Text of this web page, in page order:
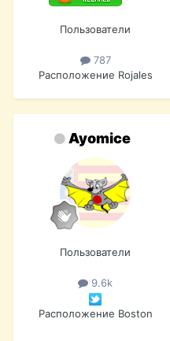
Пользователи
787
Расположение Rojales
Ayomice
Пользователи
9.6k
Расположение Boston